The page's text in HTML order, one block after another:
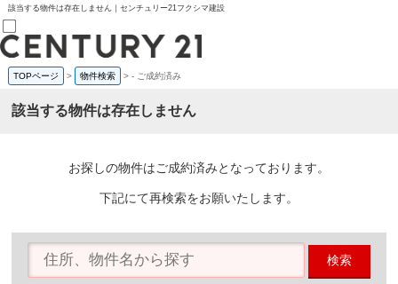
該当する物件は存在しません｜センチュリー21フクシマ建設
売買部
0120-800-844
賃貸部
会員メニュー
物件を探す
購入TOP
条件から探す
TOPページ > 物件検索 >- ご成約済み
該当する物件は存在しません
お探しの物件はご成約済みとなっております。
下記にて再検索をお願いたします。
検索